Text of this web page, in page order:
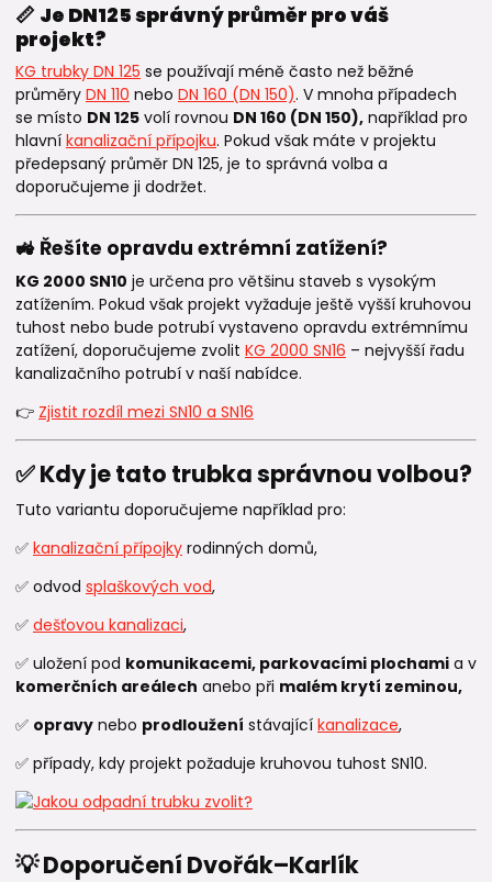
📏 Je DN125 správný průměr pro váš
projekt?
KG trubky DN 125 se používají méně často než běžné
průměry DN 110 nebo DN 160 (DN 150). V mnoha případech
se místo DN 125 volí rovnou DN 160 (DN 150), například pro
hlavní kanalizační přípojku. Pokud však máte v projektu
předepsaný průměr DN 125, je to správná volba a
doporučujeme ji dodržet.
🚜 Řešíte opravdu extrémní zatížení?
KG 2000 SN10 je určena pro většinu staveb s vysokým
zatížením. Pokud však projekt vyžaduje ještě vyšší kruhovou
tuhost nebo bude potrubí vystaveno opravdu extrémnímu
zatížení, doporučujeme zvolit KG 2000 SN16 – nejvyšší řadu
kanalizačního potrubí v naší nabídce.
👉 Zjistit rozdíl mezi SN10 a SN16
✅ Kdy je tato trubka správnou volbou?
Tuto variantu doporučujeme například pro:
✅ kanalizační přípojky rodinných domů,
✅ odvod splaškových vod,
✅ dešťovou kanalizaci,
✅ uložení pod komunikacemi, parkovacími plochami a v
komerčních areálech anebo při malém krytí zeminou,
✅ opravy nebo prodloužení stávající kanalizace,
✅ případy, kdy projekt požaduje kruhovou tuhost SN10.
💡 Doporučení Dvořák–Karlík